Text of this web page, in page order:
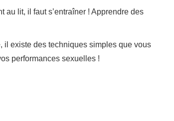
au lit, il faut s’entraîner ! Apprendre des
il existe des techniques simples que vous
performances sexuelles !